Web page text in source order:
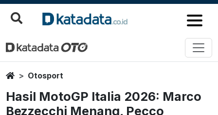
HomeOtosport
Hasil MotoGP Italia 2026: Marco
Bezzecchi Menang, Pecco